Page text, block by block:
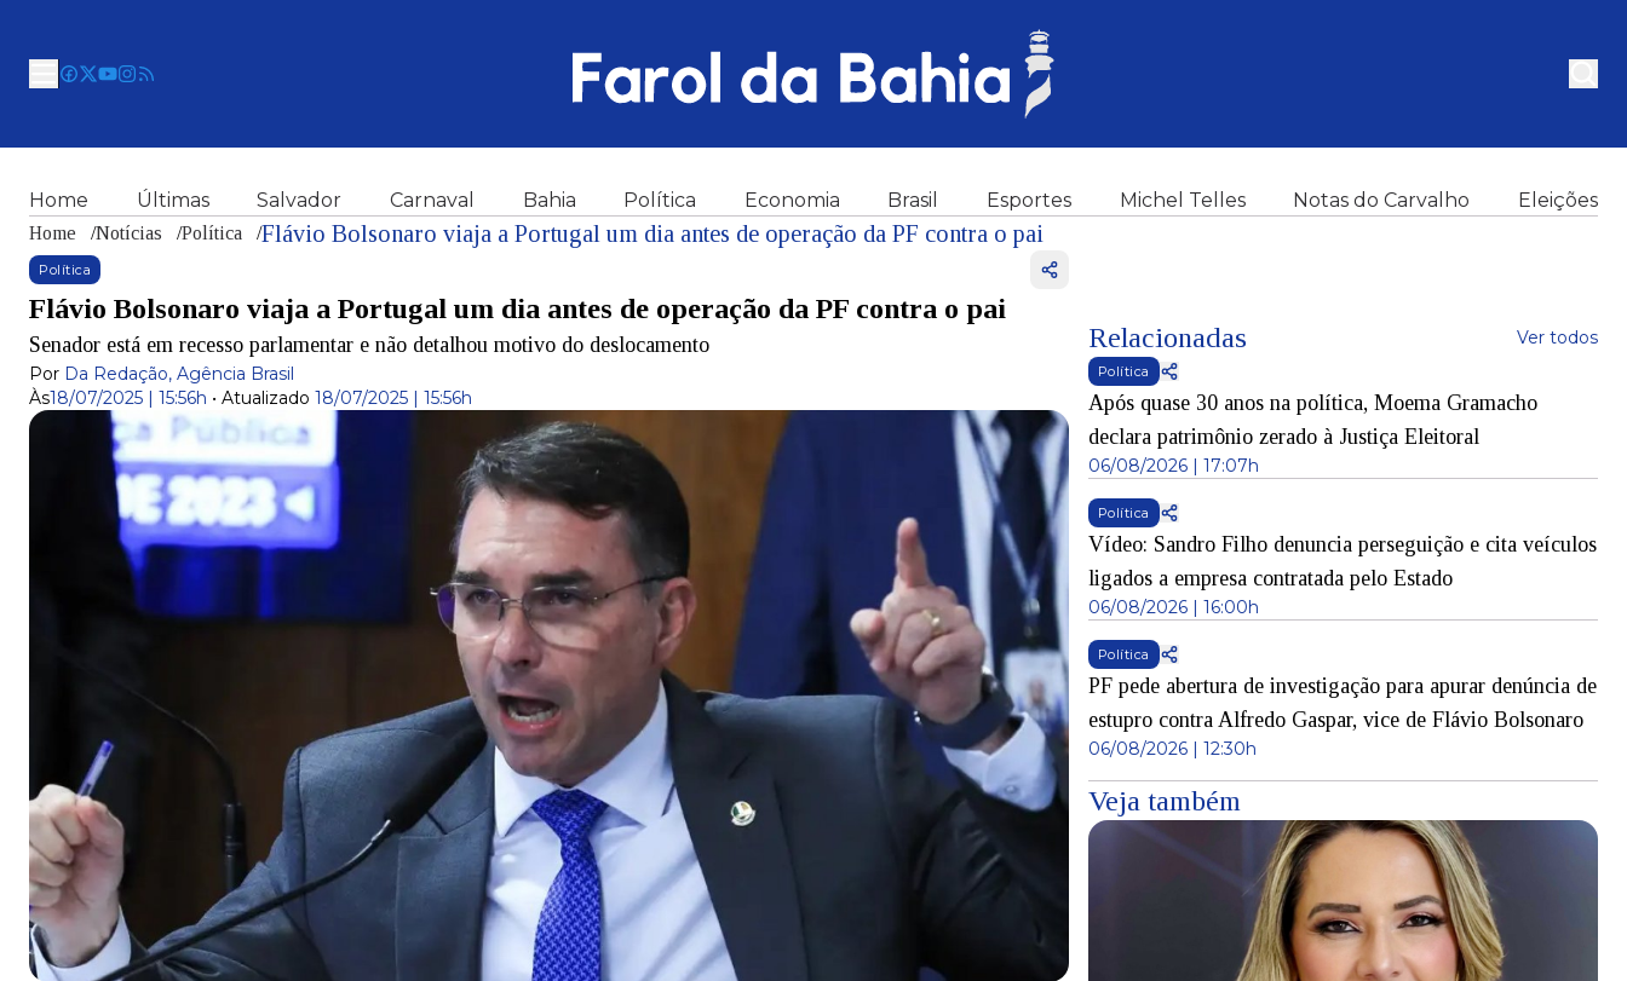
Home Últimas Salvador Carnaval Bahia Política Economia Brasil Esportes Michel Telles Notas do Carvalho Eleições
Home /Notícias /Política /Flávio Bolsonaro viaja a Portugal um dia antes de operação da PF contra o pai
Política
Flávio Bolsonaro viaja a Portugal um dia antes de operação da PF contra o pai
Senador está em recesso parlamentar e não detalhou motivo do deslocamento
Por Da Redação, Agência Brasil
Às18/07/2025 | 15:56h • Atualizado 18/07/2025 | 15:56h
Relacionadas Ver todos
Política
Após quase 30 anos na política, Moema Gramacho
declara patrimônio zerado à Justiça Eleitoral
06/08/2026 | 17:07h
Política
Vídeo: Sandro Filho denuncia perseguição e cita veículos
ligados a empresa contratada pelo Estado
06/08/2026 | 16:00h
Política
PF pede abertura de investigação para apurar denúncia de
estupro contra Alfredo Gaspar, vice de Flávio Bolsonaro
06/08/2026 | 12:30h
Veja também